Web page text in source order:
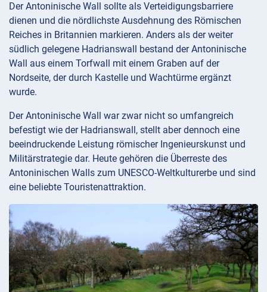
Der Antoninische Wall sollte als Verteidigungsbarriere
dienen und die nördlichste Ausdehnung des Römischen
Reiches in Britannien markieren. Anders als der weiter
südlich gelegene Hadrianswall bestand der Antoninische
Wall aus einem Torfwall mit einem Graben auf der
Nordseite, der durch Kastelle und Wachtürme ergänzt
wurde.
Der Antoninische Wall war zwar nicht so umfangreich
befestigt wie der Hadrianswall, stellt aber dennoch eine
beeindruckende Leistung römischer Ingenieurskunst und
Militärstrategie dar. Heute gehören die Überreste des
Antoninischen Walls zum UNESCO-Weltkulturerbe und sind
eine beliebte Touristenattraktion.